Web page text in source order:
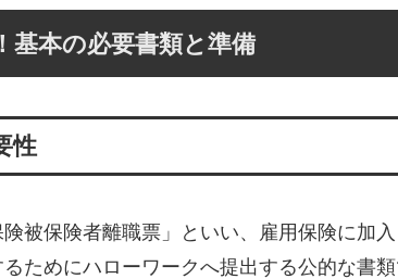
基本の必要書類と準備
性
被保険者離職票」といい、雇用保険に加
ためにハローワークへ提出する公的な書